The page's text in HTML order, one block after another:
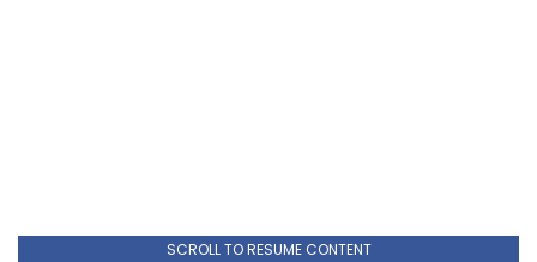
SCROLL TO RESUME CONTENT